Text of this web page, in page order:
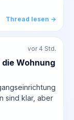
Thread lesen →
vor 4 Std.
Wohnung
sind klar, aber